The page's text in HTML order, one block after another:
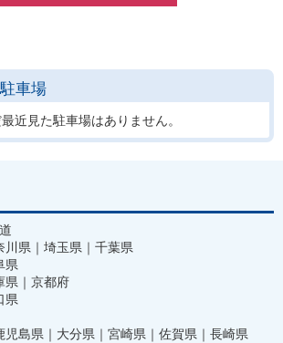
車場
近見た駐車場はありません。
川県 埼玉県
千葉県
県
県
京都府
県
児島県 大分県 宮崎県 佐賀県
長崎県